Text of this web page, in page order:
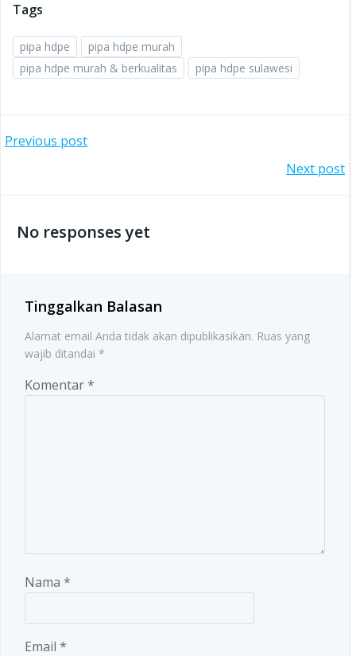
Tags
pipa hdpe
pipa hdpe murah
pipa hdpe murah & berkualitas
pipa hdpe sulawesi
Post
Previous post
navigation
Next post
No responses yet
Tinggalkan Balasan
Alamat email Anda tidak akan dipublikasikan. Ruas yang
wajib ditandai *
Komentar*
Nama *
Email *